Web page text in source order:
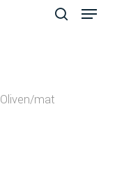
Menu
Oliven/mat